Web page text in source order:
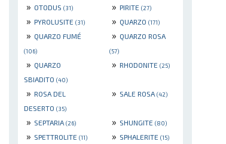
» OTODUS (31) » PIRITE (27)
» PYROLUSITE (31) » QUARZO (171)
» QUARZO FUMÉ
(106)
» QUARZO ROSA
(57)
» QUARZO
SBIADITO (40)
» RHODONITE (25)
» ROSA DEL
DESERTO (35)
» SALE ROSA (42)
» SEPTARIA (26) » SHUNGITE (80)
» SPETTROLITE (11) » SPHALERITE (15)